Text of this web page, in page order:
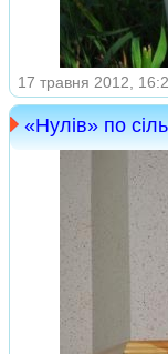
17 травня 2012,
«Нулів» по